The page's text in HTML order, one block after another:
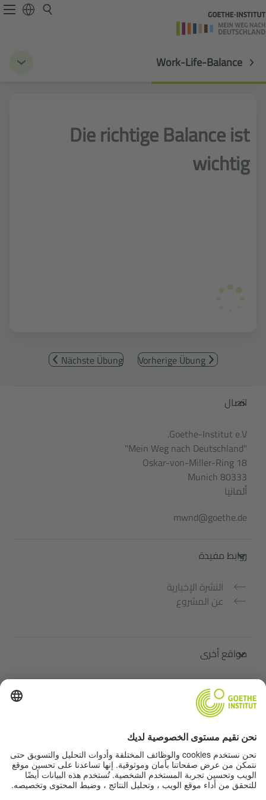
Work-Life-Balance
Die richtige Balance ist
wichtig
Vorherige Übung
Nächste Übung
Service- und Informationsbereich
اتصال
Goethe-Institut e.V.
"Mein Weg nach Deutschland"
Oskar-von-Miller-Ring 18
80333 Munich
ألمانيا
mwnd@goethe.de
روابط مفيدة
النشرة الإخبارية
عن المشروع
مواقع أخرى
ملتقى "اللغة الألمانية من أجلك"
تعلم الألمانية مجانًا
دورات اللغة الألمانية في معهد غوته
Lehrkräfteportal „Deutschstunde“
الخصوصية وإمكانية الوصول